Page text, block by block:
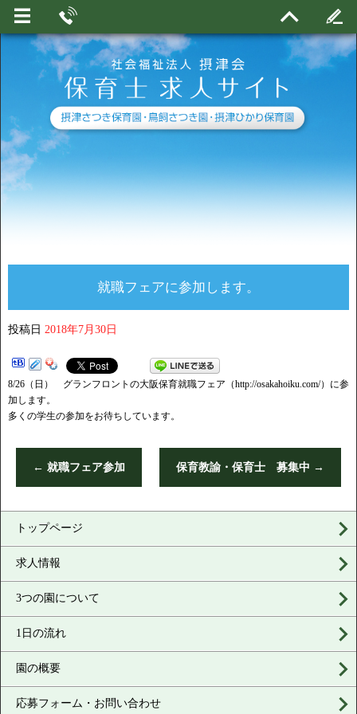
就職フェアに参加します。
投稿日 2018年7月30日
8/26（日） グランフロントの大阪保育就職フェア（http://osakahoiku.com/）に参
加します。
多くの学生の参加をお待ちしています。
← 就職フェア参加 保育教諭・保育士 募集中 →
トップページ
求人情報
3つの園について
1日の流れ
園の概要
応募フォーム・お問い合わせ